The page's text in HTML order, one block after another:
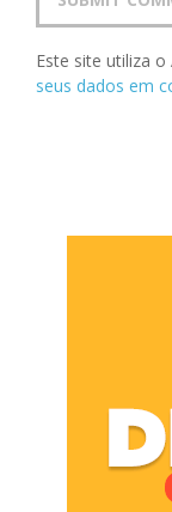
Este site utiliza
seus dados em